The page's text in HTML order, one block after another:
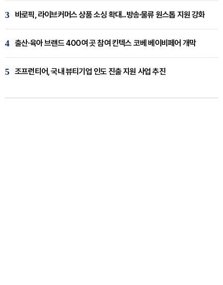
3 바로픽, 라이브커머스 상품 소싱 확대...방송·물류 원스톱 지원 강화
4 출산·육아 브랜드 400여 곳 참여 킨텍스 코베 베이비페어 개막
5 조프런티어, 국내 뷰티기업 인도 진출 지원 사업 추진